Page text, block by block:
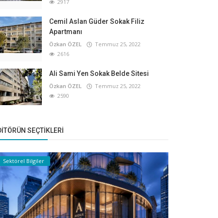
2917
Cemil Aslan Güder Sokak Filiz
Apartmanı
Özkan ÖZEL
Temmuz 25, 2022
2616
Ali Sami Yen Sokak Belde Sitesi
Özkan ÖZEL
Temmuz 25, 2022
2590
SEÇTIKLERI
Sektörel Bilgiler